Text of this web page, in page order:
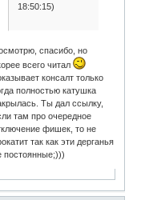
18:50:15)
спасибо, но
всего читал
консалт только
полностью катушка
Ты дал ссылку,
там про очередное
фишек, то не
так как эти дерганья
постоянные;)))